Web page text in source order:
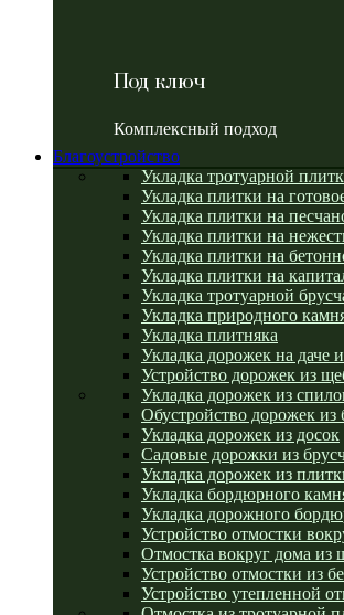
Под ключ
Комплексный подход
Благоустройство
Укладка тротуарной
Укладка плитки на
Укладка плитки на
Укладка плитки на
Укладка плитки на
Укладка плитки на
Укладка тротуарной
Укладка природного
Укладка плитняка
Укладка дорожек на даче
Устройство дорожек из
Укладка дорожек из
Обустройство дорожек из
Укладка дорожек из досок
Садовые дорожки из
Укладка дорожек из
Укладка бордюрного
Укладка дорожного
Устройство отмостки
Отмостка вокруг дома из
Устройство отмостки из
Устройство утепленной